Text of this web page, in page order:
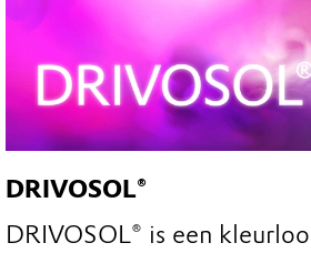
DRIVOSOL®
DRIVOSOL® is een